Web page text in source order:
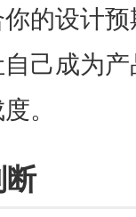
的设计
己成为
。
断